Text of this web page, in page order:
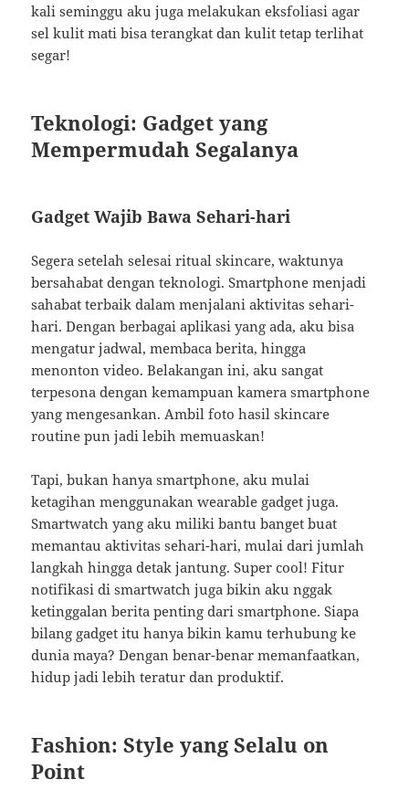
kali seminggu aku juga melakukan eksfoliasi agar
sel kulit mati bisa terangkat dan kulit tetap terlihat
segar!
Teknologi: Gadget yang
Mempermudah Segalanya
Gadget Wajib Bawa Sehari-hari
Segera setelah selesai ritual skincare, waktunya
bersahabat dengan teknologi. Smartphone menjadi
sahabat terbaik dalam menjalani aktivitas sehari-
hari. Dengan berbagai aplikasi yang ada, aku bisa
mengatur jadwal, membaca berita, hingga
menonton video. Belakangan ini, aku sangat
terpesona dengan kemampuan kamera smartphone
yang mengesankan. Ambil foto hasil skincare
routine pun jadi lebih memuaskan!
Tapi, bukan hanya smartphone, aku mulai
ketagihan menggunakan wearable gadget juga.
Smartwatch yang aku miliki bantu banget buat
memantau aktivitas sehari-hari, mulai dari jumlah
langkah hingga detak jantung. Super cool! Fitur
notifikasi di smartwatch juga bikin aku nggak
ketinggalan berita penting dari smartphone. Siapa
bilang gadget itu hanya bikin kamu terhubung ke
dunia maya? Dengan benar-benar memanfaatkan,
hidup jadi lebih teratur dan produktif.
Fashion: Style yang Selalu on
Point